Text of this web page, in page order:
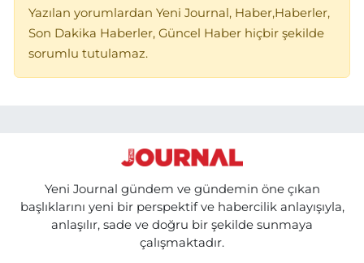
Yazılan yorumlardan Yeni Journal, Haber,Haberler,
Son Dakika Haberler, Güncel Haber hiçbir şekilde
sorumlu tutulamaz.
Yeni Journal gündem ve gündemin öne çıkan
başlıklarını yeni bir perspektif ve habercilik anlayışıyla,
anlaşılır, sade ve doğru bir şekilde sunmaya
çalışmaktadır.